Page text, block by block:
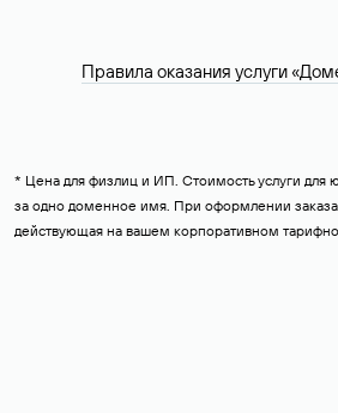
Правила оказания услуги
* Цена для физлиц и ИП. Стоимость услуги для
за одно доменное имя. При оформлении
действующая на вашем корпоративном